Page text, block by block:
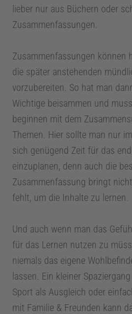
a
r
e
lieber nur aus Büchern oder
Zusammenfassungen.
Zusammenfassungen können
die später anstehenden
vorzubereiten. So hat man
Wichtige beisammen und
beginnen mit dem
Themen. Hier sollte man nur
sich genügend Zeit für das
einzuplanen, denn auch die
Zusammenfassung bringt
fehlt, um die Inhalte zu lernen.
Und auch wenn man das
für das Lernen nutzen zu
niemals das eigene
lassen. Ein kleiner
Sport als Ausgleich oder
mit Familie & Freunden kann